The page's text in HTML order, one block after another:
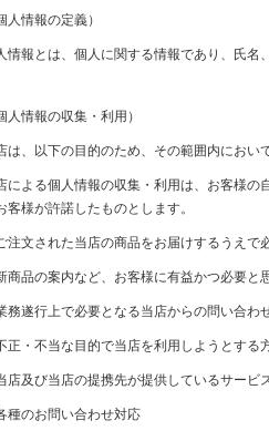
人情報の定義）
情報とは、個人に関する情報であり、氏名
人情報の収集・利用）
は、以下の目的のため、その範囲内におい
による個人情報の収集・利用は、お客様の
客様が許諾したものとします。
注文された当店の商品をお届けするうえで
商品の案内など、お客様に有益かつ必要と
務遂行上で必要となる当店からの問い合
正・不当な目的で当店を利用しようとす
店及び当店の提携先が提供しているサービ
種のお問い合わせ対応